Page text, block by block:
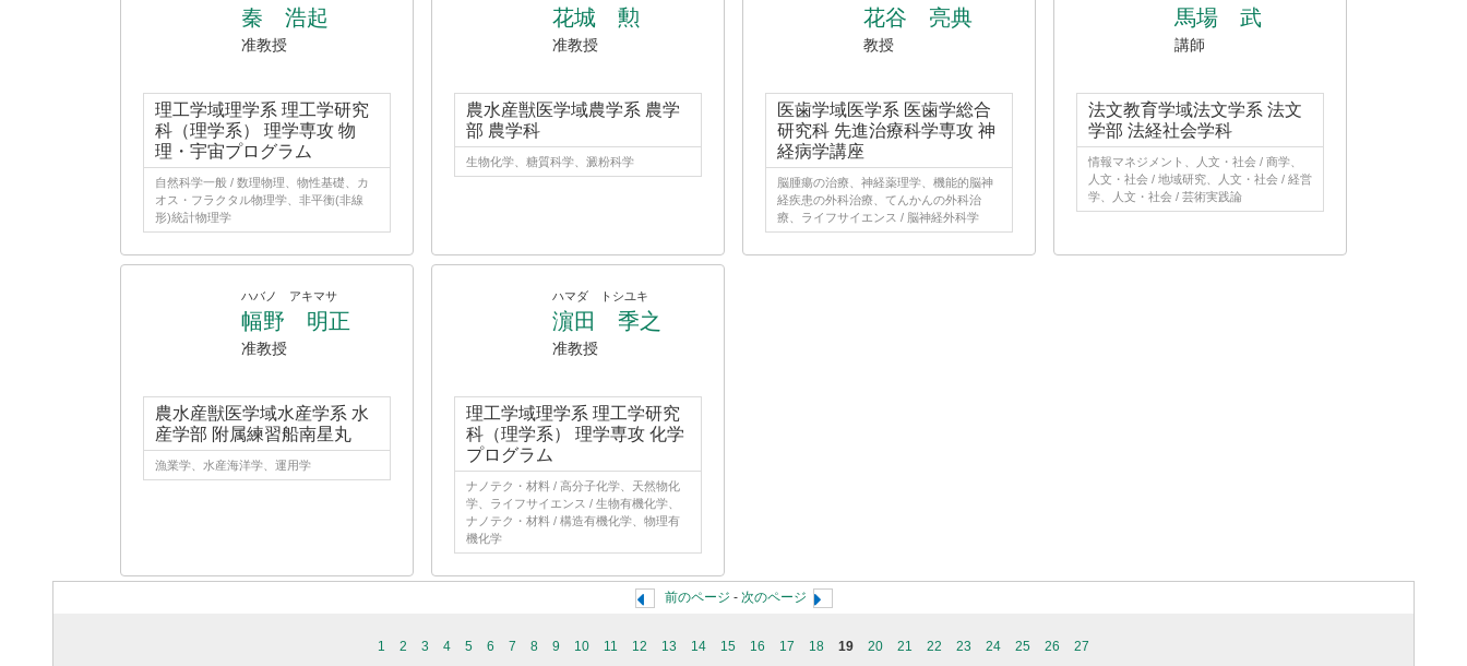
秦 浩起
准教授
理工学域理学系 理工学研究
科（理学系） 理学専攻 物
理・宇宙プログラム
自然科学一般 / 数理物理、物性基礎、カ
オス・フラクタル物理学、非平衡(非線
形)統計物理学
花城 勲
准教授
農水産獣医学域農学系 農学
部 農学科
生物化学、糖質科学、澱粉科学
花谷 亮典
教授
医歯学域医学系 医歯学総合
研究科 先進治療科学専攻 神
経病学講座
脳腫瘍の治療、神経薬理学、機能的脳神
経疾患の外科治療、てんかんの外科治
療、ライフサイエンス / 脳神経外科学
馬場 武
講師
法文教育学域法文学系 法文
学部 法経社会学科
情報マネジメント、人文・社会 / 商学、
人文・社会 / 地域研究、人文・社会 / 経営
学、人文・社会 / 芸術実践論
ハバノ アキマサ
幅野 明正
准教授
農水産獣医学域水産学系 水
産学部 附属練習船南星丸
漁業学、水産海洋学、運用学
ハマダ トシユキ
濵田 季之
准教授
理工学域理学系 理工学研究
科（理学系） 理学専攻 化学
プログラム
ナノテク・材料 / 高分子化学、天然物化
学、ライフサイエンス / 生物有機化学、
ナノテク・材料 / 構造有機化学、物理有
機化学
前のページ - 次のページ
1 2 3 4 5 6 7 8 9 10 11 12 13 14 15 16 17 18 19 20 21 22 23 24 25 26 27